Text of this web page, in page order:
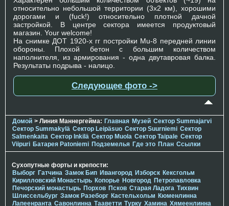
относительно небольшой территории (3х2 км), хорошими
дорогами и (fuck!) относительно плотной дачной
застройкой. В центре сектора имеется продуктовый
магазин. Your welcome!
На снимке ДОТ 1920-х гг постройки Mu-8 передней линии
обороны. Плохой бетон с большим количеством
наполнителя, из армирования - одна двутавровая балка.
Результаты подрыва - налицо.
Следующее фото ->
Домой > Линия Маннергейма: Главная Музей Сектор Summajarvi
Сектор Summakylä Сектор Leipäsuo Сектор Suurniemi Сектор
Salmenkaita Сектор Inkilä Сектор Muola Сектор Taipale Сектор
Viipuri Батарея Patoniemi Подземелья Где это План Ссылки
Сухопутные форты и крепости:
Выборг Гатчина Замок Бип Ивангород Изборск Кексгольм
Кирилловский Монастырь Копорье Новгород Петропавловка
Печорcкий монастырь Порхов Псков Старая Ладога Тихвин
Шлиссельбург Замок Разеборг Кастельхольм Кюменлинна
Лапеенранта Савонлинна Тааветти Турку Хамина Хямеенлинна